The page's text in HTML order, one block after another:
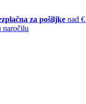
za pošiljke nad
naročilu